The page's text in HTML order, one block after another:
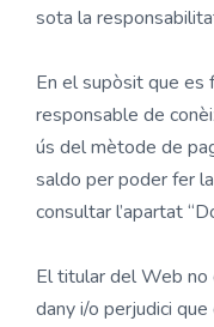
sota la
En el supòsit que es
responsable de
ús del mètode de
saldo per poder fer
consultar l’apartat
El titular del Web
dany i/o perjudici